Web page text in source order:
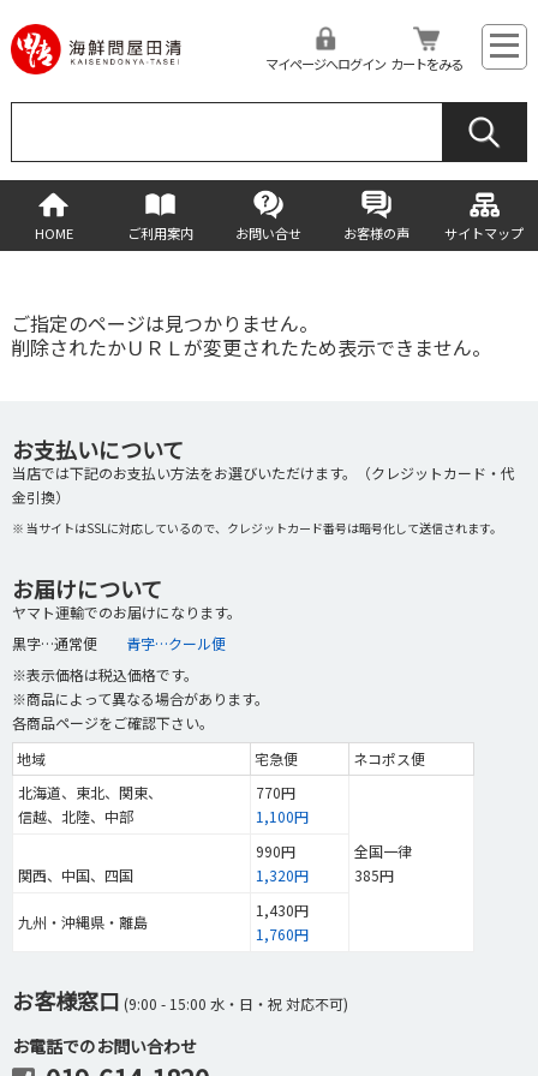
マイページへログイン カートをみる
HOME ご利用案内 お問い合せ お客様の声 サイトマップ
ご指定のページは見つかりません。
削除されたかＵＲＬが変更されたため表示できません。
お支払いについて
当店では下記のお支払い方法をお選びいただけます。（クレジットカード・代
金引換）
※ 当サイトはSSLに対応しているので、クレジットカード番号は暗号化して送信されます。
お届けについて
ヤマト運輸でのお届けになります。
黒字…通常便
青字…クール便
※表示価格は税込価格です。
※商品によって異なる場合があります。
各商品ページをご確認下さい。
地域
宅急便
ネコポス便
北海道、東北、関東、
信越、北陸、中部
770円
1,100円
全国一律
385円
関西、中国、四国
990円
1,320円
九州・沖縄県・離島
1,430円
1,760円
お客様窓口 (9:00 - 15:00 水・日・祝 対応不可)
お電話でのお問い合わせ